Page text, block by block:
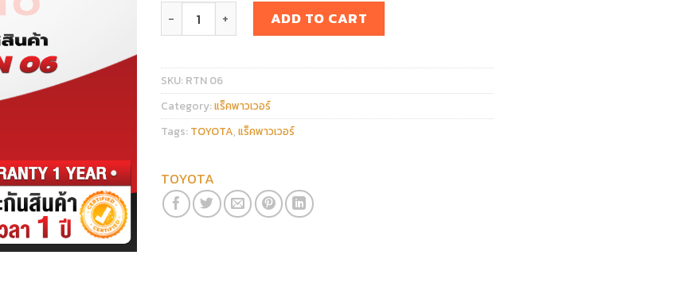
แร็คพวงมาลัย TOYOTA(แท้ประกอบ) COMMUTER KDH200 (หลังคาเตี้ย) เครื่อง 1kd 2TR
ADD TO CART
SKU: RTN 06
Category:แร็คพาวเวอร์
Tags: TOYOTA, แร็คพาวเวอร์
TOYOTA